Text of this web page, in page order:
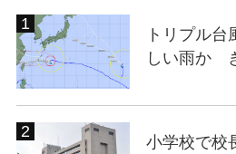
トリプル
しい雨か
小学校で校